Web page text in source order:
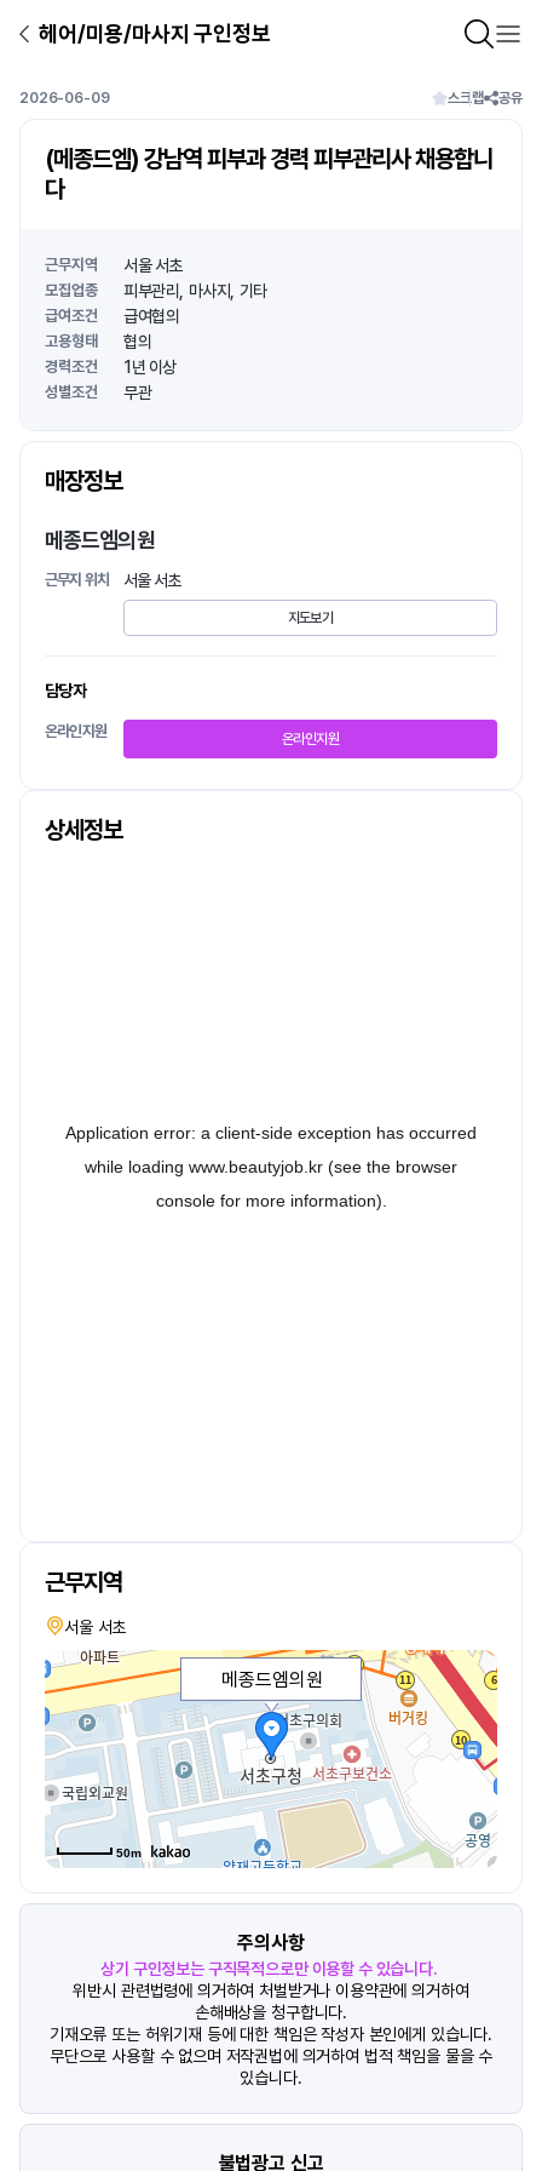
헤어/미용/마사지 구인정보
2026-06-09 스크랩 공유
(메종드엠) 강남역 피부과 경력 피부관리사 채용합니
다
근무지역 서울 서초
모집업종 피부관리 마사지 기타
급여조건 급여협의
고용형태 협의
경력조건 1년 이상
성별조건 무관
매장정보
메종드엠의원
근무지 위치 서울 서초
지도보기
담당자
온라인지원 온라인지원
상세정보
근무지역
서울 서초
메종드엠의원
50m
주의사항
상기 구인정보는 구직목적으로만 이용할 수 있습니다.
위반시 관련법령에 의거하여 처벌받거나 이용약관에 의거하여
손해배상을 청구합니다.
기재오류 또는 허위기재 등에 대한 책임은 작성자 본인에게 있습니다.
무단으로 사용할 수 없으며 저작권법에 의거하여 법적 책임을 물을 수
있습니다.
불법광고 신고